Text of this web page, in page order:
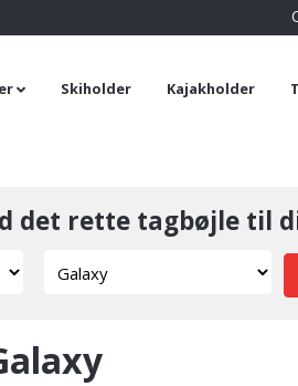
Skiholder Kajakholder
det rette tagbøjle til